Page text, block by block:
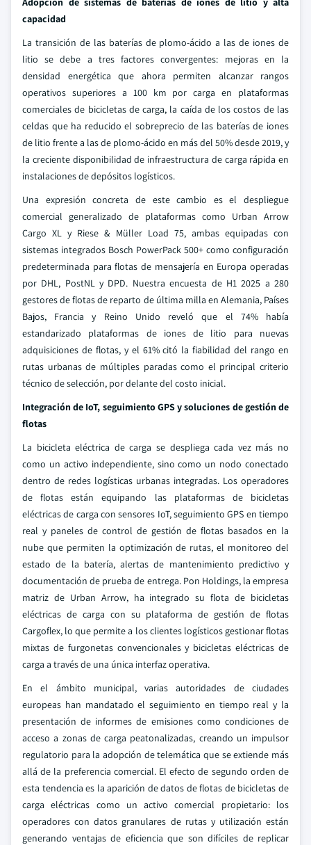
capacidad
La transición de las baterías de plomo-ácido a las de iones de
litio se debe a tres factores convergentes: mejoras en la
densidad energética que ahora permiten alcanzar rangos
operativos superiores a 100 km por carga en plataformas
comerciales de bicicletas de carga, la caída de los costos de las
celdas que ha reducido el sobreprecio de las baterías de iones
de litio frente a las de plomo-ácido en más del 50% desde 2019, y
la creciente disponibilidad de infraestructura de carga rápida en
instalaciones de depósitos logísticos.
Una expresión concreta de este cambio es el despliegue
comercial generalizado de plataformas como Urban Arrow
Cargo XL y Riese & Müller Load 75, ambas equipadas con
sistemas integrados Bosch PowerPack 500+ como configuración
predeterminada para flotas de mensajería en Europa operadas
por DHL, PostNL y DPD. Nuestra encuesta de H1 2025 a 280
gestores de flotas de reparto de última milla en Alemania, Países
Bajos, Francia y Reino Unido reveló que el 74% había
estandarizado plataformas de iones de litio para nuevas
adquisiciones de flotas, y el 61% citó la fiabilidad del rango en
rutas urbanas de múltiples paradas como el principal criterio
técnico de selección, por delante del costo inicial.
Integración de IoT, seguimiento GPS y soluciones de gestión de
flotas
La bicicleta eléctrica de carga se despliega cada vez más no
como un activo independiente, sino como un nodo conectado
dentro de redes logísticas urbanas integradas. Los operadores
de flotas están equipando las plataformas de bicicletas
eléctricas de carga con sensores IoT, seguimiento GPS en tiempo
real y paneles de control de gestión de flotas basados en la
nube que permiten la optimización de rutas, el monitoreo del
estado de la batería, alertas de mantenimiento predictivo y
documentación de prueba de entrega. Pon Holdings, la empresa
matriz de Urban Arrow, ha integrado su flota de bicicletas
eléctricas de carga con su plataforma de gestión de flotas
Cargoflex, lo que permite a los clientes logísticos gestionar flotas
mixtas de furgonetas convencionales y bicicletas eléctricas de
carga a través de una única interfaz operativa.
En el ámbito municipal, varias autoridades de ciudades
europeas han mandatado el seguimiento en tiempo real y la
presentación de informes de emisiones como condiciones de
acceso a zonas de carga peatonalizadas, creando un impulsor
regulatorio para la adopción de telemática que se extiende más
allá de la preferencia comercial. El efecto de segundo orden de
esta tendencia es la aparición de datos de flotas de bicicletas de
carga eléctricas como un activo comercial propietario: los
operadores con datos granulares de rutas y utilización están
generando ventajas de eficiencia que son difíciles de replicar